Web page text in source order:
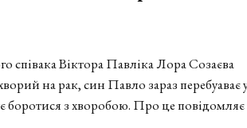
співака Віктора Павліка Лора Созаєва
на рак, син Павло зараз перебуаває
боротися з хворобою. Про це повідомляє